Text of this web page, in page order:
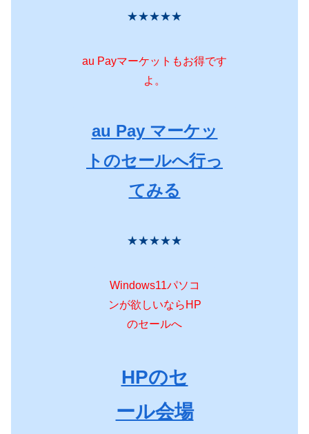
★★★★★
au Payマーケットもお得です
よ。
au Pay マーケッ
トのセールへ行っ
てみる
★★★★★
Windows11パソコ
ンが欲しいならHP
のセールへ
HPのセ
ール会場